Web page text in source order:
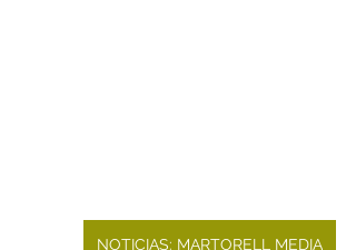
NOTICIAS: MARTORELL MEDIA